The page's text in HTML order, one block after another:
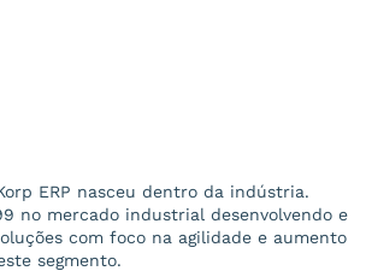
ERP nasceu dentro da indústria.
no mercado industrial desenvolvendo e
com foco na agilidade e aumento
segmento.